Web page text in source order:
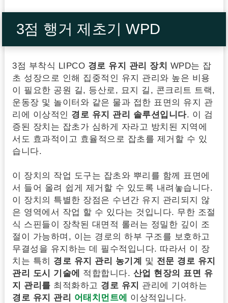
3점 행거 제초기 WPD
3점 부착식 LIPCO 경로 유지 관리 장치 WPD는 잡
초 성장으로 인해 집중적인 유지 관리와 높은 비용
이 필요한 공원 길, 등산로, 묘지 길, 콘크리트 트랙,
운동장 및 놀이터와 같은 물과 접한 표면의 유지 관
리에 이상적인 경로 유지 관리 솔루션입니다. 이 검
증된 장치는 잡초가 심하게 자라고 방치된 지역에
서도 효과적이고 효율적으로 잡초를 제거할 수 있
습니다.
이 장치의 작업 도구는 잡초와 뿌리를 함께 표면에
서 들어 올려 쉽게 제거할 수 있도록 내려놓습니다.
이 장치의 특별한 장점은 수년간 유지 관리되지 않
은 영역에서 작업 할 수 있다는 것입니다. 무한 조절
식 스핀들이 장착된 대면적 롤러는 정밀한 깊이 조
절이 가능하며, 이는 경로의 하부 구조를 보호하고
무결성을 유지하는 데 필수적입니다. 따라서 이 장
치는 특히 경로 유지 관리 농기계 및 전문 경로 유지
관리 도시 기술에
적합합니다. 산업 현장의 표면 유
지 관리를 최적화하고 경로 유지
관리에 기여하는
경로 유지 관리 어태치먼트에 이상적입니다.